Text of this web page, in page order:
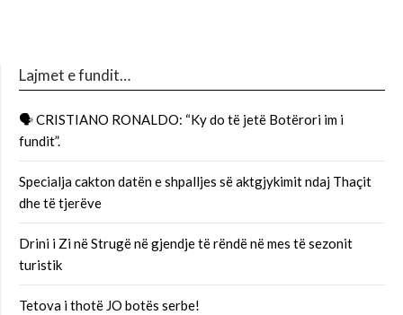
Lajmet e fundit…
🗣 CRISTIANO RONALDO: “Ky do të jetë Botërori im i
fundit”.
Specialja cakton datën e shpalljes së aktgjykimit ndaj Thaçit
dhe të tjerëve
Drini i Zi në Strugë në gjendje të rëndë në mes të sezonit
turistik
Tetova i thotë JO botës serbe!